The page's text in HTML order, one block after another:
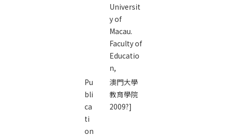
Universit
y of
Macau.
Faculty of
Educatio
n,
Pu
bli
ca
ti
on
澳門大學
教育學院
2009?]